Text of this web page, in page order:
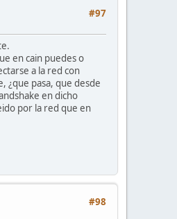
#97
en cain puedes o
a la red con
¿que pasa, que desde
en dicho
por la red que en
#98